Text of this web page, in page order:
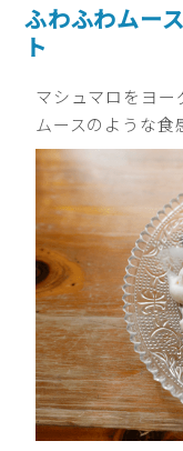
ふわふわムー
ト
マシュマロをヨ
ムースのような食